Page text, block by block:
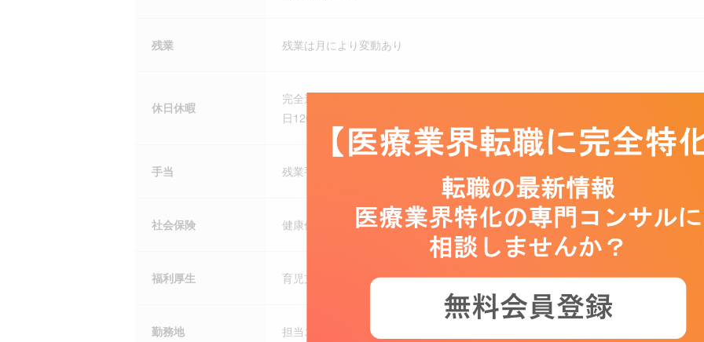
残業 残業は月により変動あり
休日休暇
完全週休二日制（土日曜日）、祝日、夏季休暇、年末年始、有給休暇、慶弔休暇、
日120日以上
手当 残業手当、住宅手当、交通費（通勤手当）、家族手当、退職金制度
社会保険 健康保険、厚生年金保険、雇用保険、労災保険
福利厚生 育児支援制度、介護支援制度、資格取得支援制度、従業員持株会、財形貯蓄、契約
勤務地 担当エリア：山梨県